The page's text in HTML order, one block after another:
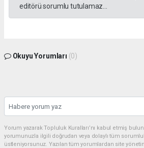
editörü sorumlu tutulamaz...
Okuyu Yorumları (0)
Yorum yazarak Topluluk Kuralları’nı kabul etmiş
yorumunuzla ilgili doğrudan veya dolaylı tüm
üstleniyorsunuz. Yazılan tüm yorumlardan site